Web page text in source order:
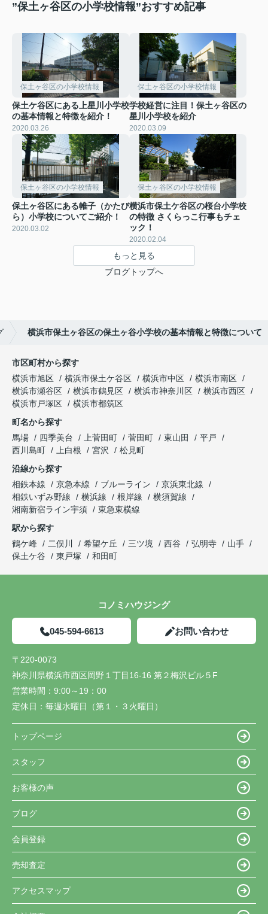
”保土ヶ谷区の小学校情報”おすすめ記事
保土ヶ谷区の小学校情報
保土ケ谷区にある上星川小学校
の基本情報と特徴を紹介！
2020.03.26
保土ヶ谷区の小学校情報
学校経営に注目！保土ヶ谷区の
星川小学校を紹介
2020.03.09
保土ヶ谷区の小学校情報
保土ヶ谷区にある帷子（かたび
ら）小学校についてご紹介！
2020.03.02
保土ヶ谷区の小学校情報
横浜市保土ケ谷区の桜台小学校
の特徴 さくらっこ行事もチェ
ック！
2020.02.04
もっと見る
ブログトップへ
横浜市保土ヶ谷区の保土ヶ谷小学校の基本情報と特徴について
市区町村から探す
横浜市旭区
横浜市保土ケ谷区 横浜市中区
横浜市南区
横浜市瀬谷区
横浜市鶴見区 横浜市神奈川区
横浜市西区
横浜市戸塚区
横浜市都筑区
町名から探す
馬場
四季美台 上菅田町 菅田町 東山田
平戸
西川島町
上白根 宮沢
松見町
沿線から探す
相鉄本線
京急本線 ブルーライン
京浜東北線
相鉄いずみ野線
横浜線 根岸線
横須賀線
湘南新宿ライン宇須
東急東横線
駅から探す
鶴ケ峰
二俣川 希望ケ丘 三ツ境 西谷 弘明寺
山手
保土ケ谷
東戸塚 和田町
コノミハウジング
045-594-6613 お問い合わせ
〒220-0073
神奈川県横浜市西区岡野１丁目16-16 第２梅沢ビル５F
営業時間： 9:00～19：00
定休日： 毎週水曜日（第１・３火曜日）
トップページ
スタッフ
お客様の声
ブログ
会員登録
売却査定
アクセスマップ